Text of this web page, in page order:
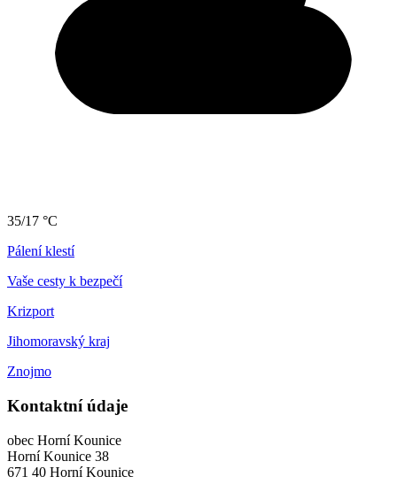
35/17 °C
Pálení klestí
Vaše cesty k bezpečí
Krizport
Jihomoravský kraj
Znojmo
Kontaktní údaje
obec Horní Kounice
Horní Kounice 38
671 40 Horní Kounice